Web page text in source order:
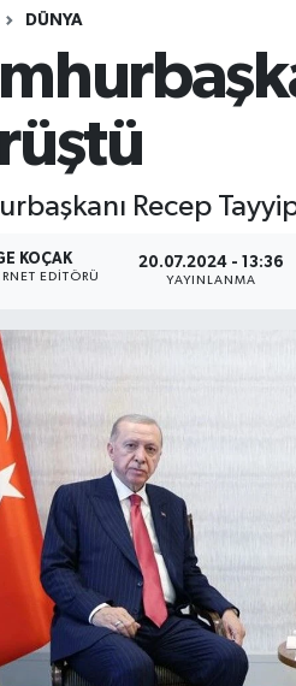
DÜNYA
Recep
KOÇAK
EDITÖRÜ
20.07.2024 - 13:36
YAYINLANMA
Yayın izle